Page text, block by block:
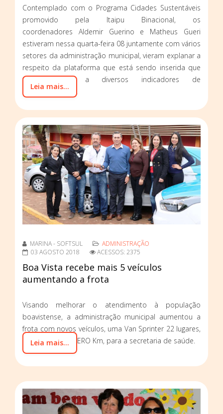
Contemplado com o Programa Cidades Sustentáveis
promovido pela Itaipu Binacional, os
coordenadores Aldemir Guerino e Matheus Gueri
estiveram nessa quarta-feira 08 juntamente com vários
setores da administração municipal, vieram explanar a
respeito da plataforma que está sendo inserida que
tem relação a diversos indicadores de
sustentabilidade.
Leia mais...
MARINA - SOFTSUL
ADMINISTRAÇÃO
03 AGOSTO 2018
ACESSOS: 2375
Boa Vista recebe mais 5 veículos
aumentando a frota
Visando melhorar o atendimento à população
boavistense, a administração municipal aumentou a
frota com novos veículos, uma Van Sprinter 22 lugares,
três (3) Ford KA ZERO Km, para a secretaria de saúde.
Leia mais...